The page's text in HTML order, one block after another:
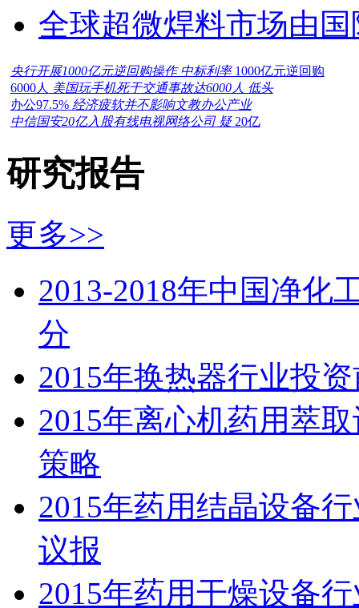
全球超微焊料市场由
央行开展1000亿元逆回购操作 中标利率 1000亿元逆回购
6000人 美国玩手机死于交通事故达6000人 低头
办公97.5% 经济疲软并不影响文教办公产业
中信国安20亿入股有线电视网络公司 疑 20亿
研究报告
更多>>
2013-2018年中国净化
分
2015年换热器行业投
2015年离心机药用萃
策略
2015年药用结晶设备
议报
2015年药用干燥设备